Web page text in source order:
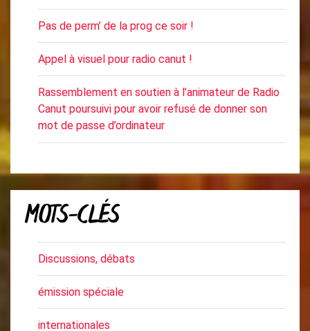
Pas de perm’ de la prog ce soir !
Appel à visuel pour radio canut !
Rassemblement en soutien à l’animateur de Radio
Canut poursuivi pour avoir refusé de donner son
mot de passe d’ordinateur
MOTS-CLÉS
Discussions, débats
émission spéciale
internationales